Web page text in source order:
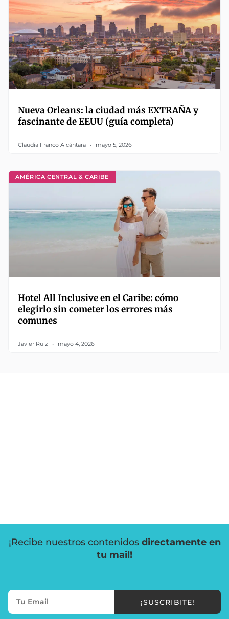
Nueva Orleans: la ciudad más EXTRAÑA y
fascinante de EEUU (guía completa)
Claudia Franco Alcántara mayo 5, 2026
AMÉRICA CENTRAL & CARIBE
Hotel All Inclusive en el Caribe: cómo
elegirlo sin cometer los errores más
comunes
Javier Ruiz mayo 4, 2026
¡Recibe nuestros contenidos directamente en
tu mail!
¡SUSCRIBITE!